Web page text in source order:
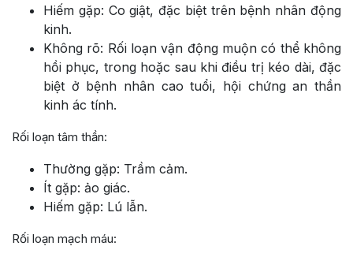
Hiếm gặp: Co giật, đặc biệt trên bệnh nhân động
kinh.
Không rõ: Rối loạn vận động muộn có thể không
hồi phục, trong hoặc sau khi điều trị kéo dài, đặc
biệt ở bệnh nhân cao tuổi, hội chứng an thần
kinh ác tính.
Rối loạn tâm thần:
Thường gặp: Trầm cảm.
Ít gặp: ảo giác.
Hiếm gặp: Lú lẫn.
Rối loạn mạch máu: